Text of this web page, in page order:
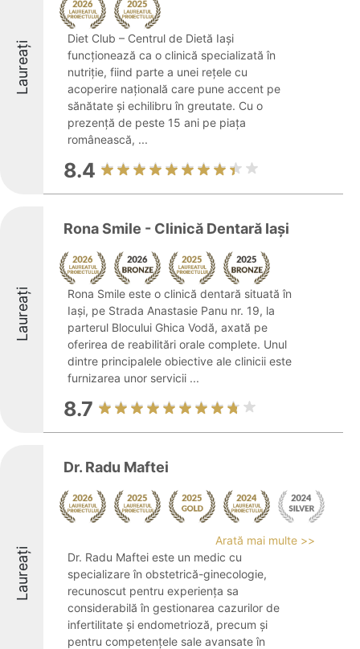
Laureați
Diet Club – Centrul de Dietă Iași
funcționează ca o clinică specializată în
nutriție, fiind parte a unei rețele cu
acoperire națională care pune accent pe
sănătate și echilibru în greutate. Cu o
prezență de peste 15 ani pe piața
românească, ...
8.4
Laureați
Rona Smile - Clinică Dentară Iași
Rona Smile este o clinică dentară situată în
Iași, pe Strada Anastasie Panu nr. 19, la
parterul Blocului Ghica Vodă, axată pe
oferirea de reabilitări orale complete. Unul
dintre principalele obiective ale clinicii este
furnizarea unor servicii ...
8.7
Laureați
Dr. Radu Maftei
Arată mai multe >>
Dr. Radu Maftei este un medic cu
specializare în obstetrică-ginecologie,
recunoscut pentru experiența sa
considerabilă în gestionarea cazurilor de
infertilitate și endometrioză, precum și
pentru competențele sale avansate în